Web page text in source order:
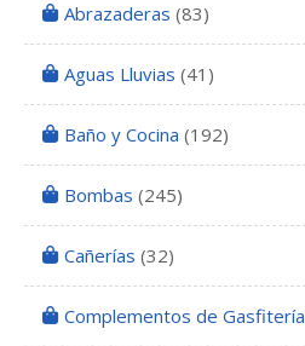
Abrazaderas (83)
Aguas Lluvias (41)
Baño y Cocina (192)
Bombas (245)
Cañerías (32)
Complementos de Gasfitería